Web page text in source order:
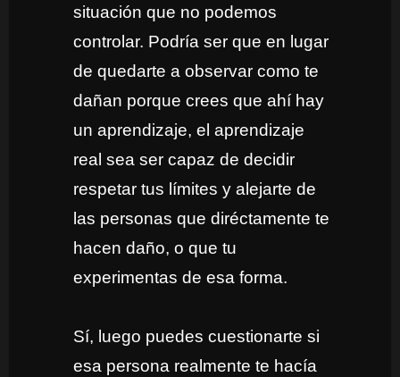
situación que no podemos
controlar. Podría ser que en lugar
de quedarte a observar como te
dañan porque crees que ahí hay
un aprendizaje, el aprendizaje
real sea ser capaz de decidir
respetar tus límites y alejarte de
las personas que diréctamente te
hacen daño, o que tu
experimentas de esa forma.
Sí, luego puedes cuestionarte si
esa persona realmente te hacía